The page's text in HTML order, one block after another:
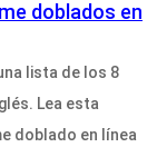
doblados en
lista de los 8
Lea esta
doblado en línea